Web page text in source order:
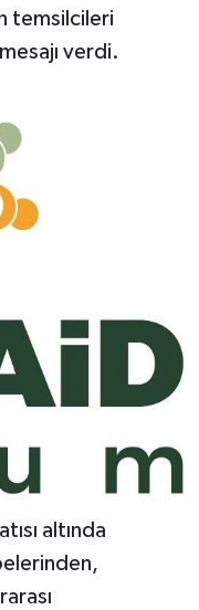
temsilcileri
verdi.
altında